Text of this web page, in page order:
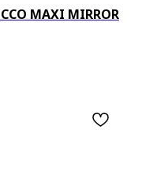
MAXI MIRROR